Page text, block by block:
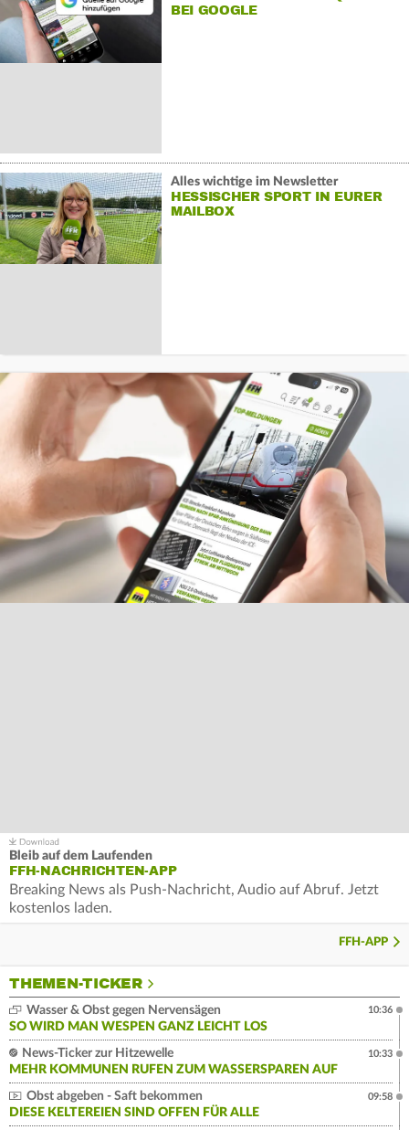
BEI GOOGLE
Alles wichtige im Newsletter
HESSISCHER SPORT IN EURER
MAILBOX
Bleib auf dem Laufenden
FFH-NACHRICHTEN-APP
Breaking News als Push-Nachricht, Audio auf Abruf. Jetzt
kostenlos laden.
FFH-APP
THEMEN-TICKER
Wasser & Obst gegen Nervensägen
SO WIRD MAN WESPEN GANZ LEICHT LOS
10:36
News-Ticker zur Hitzewelle
MEHR KOMMUNEN RUFEN ZUM WASSERSPAREN AUF
10:33
Obst abgeben - Saft bekommen
DIESE KELTEREIEN SIND OFFEN FÜR ALLE
09:58